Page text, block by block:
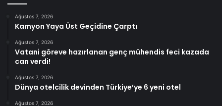
Ağustos 7, 2026
Kamyon Yaya Üst Geçidine Çarptı
Ağustos 7, 2026
Vatani göreve hazırlanan genç mühendis feci kazada
can verdi!
Ağustos 7, 2026
Dünya otelcilik devinden Türkiye’ye 6 yeni otel
Ağustos 7, 2026